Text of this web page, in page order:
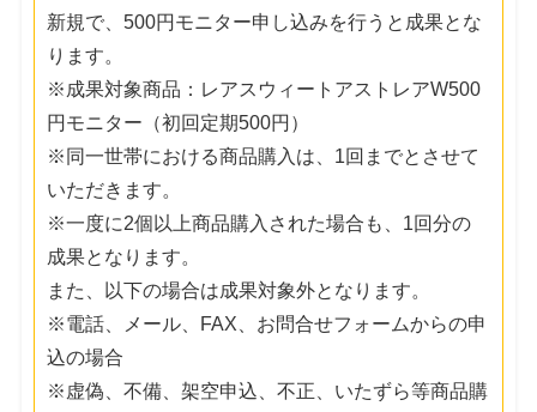
新規で、500円モニター申し込みを行うと成果とな
ります。
※成果対象商品：レアスウィートアストレアW500
円モニター（初回定期500円）
※同一世帯における商品購入は、1回までとさせて
いただきます。
※一度に2個以上商品購入された場合も、1回分の
成果となります。
また、以下の場合は成果対象外となります。
※電話、メール、FAX、お問合せフォームからの申
込の場合
※虚偽、不備、架空申込、不正、いたずら等商品購